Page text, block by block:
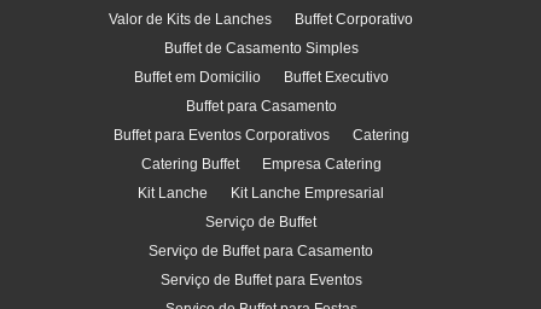
Valor de Kits de Lanches
Buffet Corporativo
Buffet de Casamento Simples
Buffet em Domicilio
Buffet Executivo
Buffet para Casamento
Buffet para Eventos Corporativos
Catering
Catering Buffet
Empresa Catering
Kit Lanche
Kit Lanche Empresarial
Serviço de Buffet
Serviço de Buffet para Casamento
Serviço de Buffet para Eventos